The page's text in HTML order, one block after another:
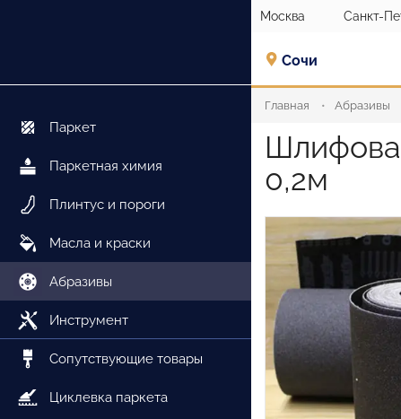
Москва Санкт-
Сочи
Паркет
Паркетная химия
Плинтус и пороги
Масла и краски
Абразивы
Инструмент
Сопутствующие товары
Циклевка паркета
Главная Абразивы
0,2м